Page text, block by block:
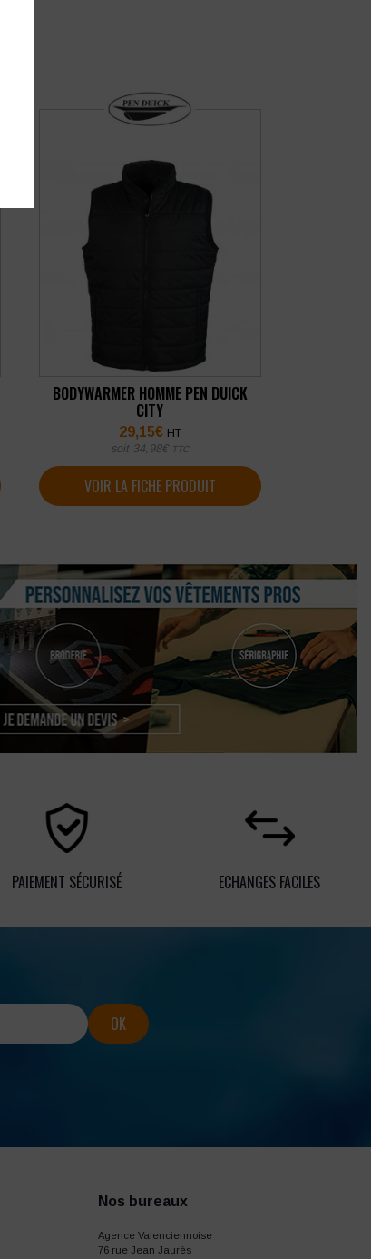
BODYWARMER HOMME PEN DUICK
CITY
29,15€ HT
soit 34,98€ TTC
VOIR LA FICHE PRODUIT
PAIEMENT SÉCURISÉ ECHANGES FACILES
Nos bureaux
Agence Valenciennoise
76 rue Jean Jaurès